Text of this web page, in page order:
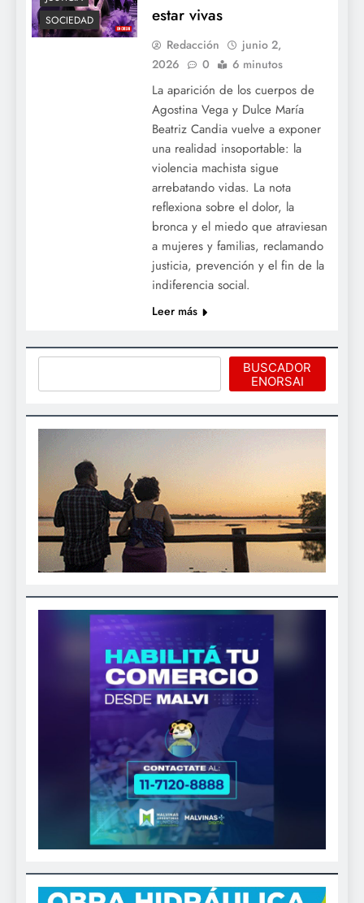
SOCIEDAD
estar vivas
Redacción
junio 2,
2026
0 6 minutos
La aparición de los cuerpos de
Agostina Vega y Dulce María
Beatriz Candia vuelve a exponer
una realidad insoportable: la
violencia machista sigue
arrebatando vidas. La nota
reflexiona sobre el dolor, la
bronca y el miedo que atraviesan
a mujeres y familias, reclamando
justicia, prevención y el fin de la
indiferencia social.
Leer más
BUSCADOR
ENORSAI